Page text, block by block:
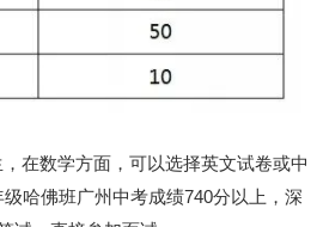
在数学方面，可以选择英文试卷或中
哈佛班广州中考成绩740分以上，深